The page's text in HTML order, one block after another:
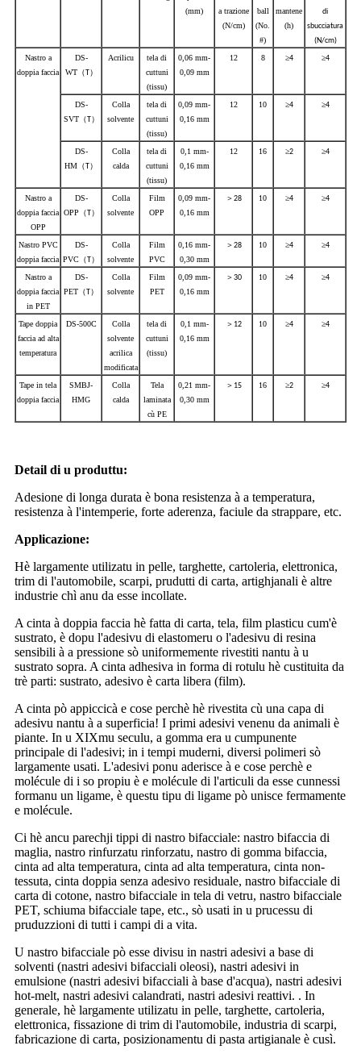
(mm)
a trazione
(N/cm)
ball
(No.
#)
mantene
(h)
di
sbucciatura
(N/cm)
Nastro a
doppia faccia
DS-
WT（T）
Acrilicu
tela di
cuttuni
(tissu)
0,06 mm-
0,09 mm
12 8 ≥4 ≥4
DS-
SVT（T）
Colla
solvente
tela di
cuttuni
(tissu)
0,09 mm-
0,16 mm
12 10 ≥4 ≥4
DS-
HM （T）
Colla
calda
tela di
cuttuni
(tissu)
0,1 mm-
0,16 mm
12 16 ≥2 ≥4
Nastro a
doppia faccia
OPP
DS-
OPP （T）
Colla
solvente
Film
OPP
0,09 mm-
0,16 mm
＞28 10 ≥4 ≥4
Nastro PVC
doppia faccia
DS-
PVC （T）
Colla
solvente
Film
PVC
0,16 mm-
0,30 mm
＞28 10 ≥4 ≥4
Nastro a
doppia faccia
in PET
DS-
PET （T）
Colla
solvente
Film
PET
0,09 mm-
0,16 mm
＞30 10 ≥4 ≥4
Tape doppia
faccia ad alta
temperatura
DS-500C
Colla
solvente
acrilica
modificata
tela di
cuttuni
(tissu)
0,1 mm-
0,16 mm
＞ 12 10 ≥4 ≥4
Tape in tela
doppia faccia
SMBJ-
HMG
Colla
calda
Tela
laminata
cù PE
0,21 mm-
0,30 mm
＞ 15 16 ≥2 ≥4
Detail di u produttu:
Adesione di longa durata è bona resistenza à a temperatura,
resistenza à l'intemperie, forte aderenza, faciule da strappare, etc.
Applicazione:
Hè largamente utilizatu in pelle, targhette, cartoleria, elettronica,
trim di l'automobile, scarpi, prudutti di carta, artighjanali è altre
industrie chì anu da esse incollate.
A cinta à doppia faccia hè fatta di carta, tela, film plasticu cum'è
sustrato, è dopu l'adesivu di elastomeru o l'adesivu di resina
sensibili à a pressione sò uniformemente rivestiti nantu à u
sustrato sopra. A cinta adhesiva in forma di rotulu hè custituita da
trè parti: sustrato, adesivo è carta libera (film).
A cinta pò appiccicà e cose perchè hè rivestita cù una capa di
adesivu nantu à a superficia! I primi adesivi venenu da animali è
piante. In u XIXmu seculu, a gomma era u cumpunente
principale di l'adesivi; in i tempi muderni, diversi polimeri sò
largamente usati. L'adesivi ponu aderisce à e cose perchè e
molécule di i so propiu è e molécule di l'articuli da esse cunnessi
formanu un ligame, è questu tipu di ligame pò unisce fermamente
e molécule.
Ci hè ancu parechji tippi di nastro bifacciale: nastro bifaccia di
maglia, nastro rinfurzatu rinforzatu, nastro di gomma bifaccia,
cinta ad alta temperatura, cinta ad alta temperatura, cinta non-
tessuta, cinta doppia senza adesivo residuale, nastro bifacciale di
carta di cotone, nastro bifacciale in tela di vetru, nastro bifacciale
PET, schiuma bifacciale tape, etc., sò usati in u prucessu di
pruduzzioni di tutti i campi di a vita.
U nastro bifacciale pò esse divisu in nastri adesivi a base di
solventi (nastri adesivi bifacciali oleosi), nastri adesivi in ​​
emulsione (nastri adesivi bifacciali à base d'acqua), nastri adesivi
hot-melt, nastri adesivi calandrati, nastri adesivi reattivi. . In
generale, hè largamente utilizatu in pelle, targhette, cartoleria,
elettronica, fissazione di trim di l'automobile, industria di scarpi,
fabricazione di carta, posizionamentu di pasta artigianale è cusì.